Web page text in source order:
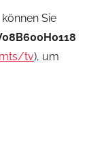
Sie
tv), um